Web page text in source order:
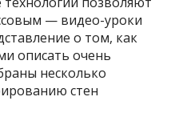
— видео-уроки
о том, как
описать очень
несколько
стен